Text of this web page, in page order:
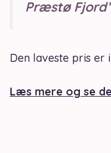
Præstø
Den laveste pris er
Læs mere og se